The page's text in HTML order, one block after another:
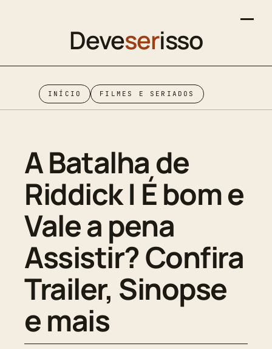
Deveserisso
INÍCIO FILMES E SERIADOS
A Batalha de
Riddick | É bom e
Vale a pena
Assistir? Confira
Trailer, Sinopse
e mais